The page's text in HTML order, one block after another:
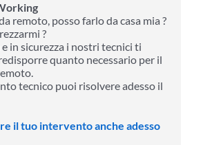
remoto, posso farlo da casa mia ?
?
in sicurezza i nostri tecnici ti
quanto necessario per il
tecnico puoi risolvere adesso il
il tuo intervento anche adesso